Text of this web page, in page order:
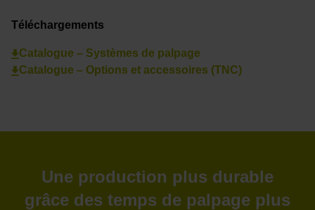
Téléchargements
Catalogue – Systèmes de palpage
Catalogue – Options et accessoires (TNC)
Une production plus durable
grâce des temps de palpage plus